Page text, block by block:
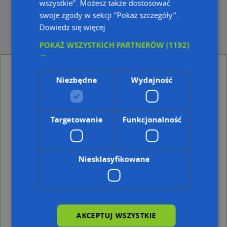
Komornik Sądowy przy Sądzie Rejonowym w
Dębicy Artur Mroczek - inne Instytucje,
Urzędy, Kościoły w pobliżu
Fundacja Wspierania Inicjatyw Społecznych "Avanti",
ul. Jana III Sobieskiego 2, 39-200 Dębica
Gminny Ośrodek Pomocy Społecznej, Stefana
Batorego 13, 39-200 Dębica
ARiMR, Kolejowa 36, 39-200 Dębica
Urząd Skarbowy w Dębicy, Kolejowa 21, 39-200 Dębica
Dębica, Rynek 6, Ulica (39-200) (→ 6 m)
Dębica, Rynek 4, Ulica (39-200)
Dębica, Rynek 8, Ulica (39-200) (→ 21 m)
wszystkie". Możesz także dostosować
swoje zgody w sekcji "Pokaż szczegóły".
Dowiedz się więcej
POKAŻ WSZYSTKICH PARTNERÓW(1192)
→
Niezbędne Wydajność
Targetowanie Funkcjonalność
Niesklasyfikowane
AKCEPTUJ WSZYSTKIE